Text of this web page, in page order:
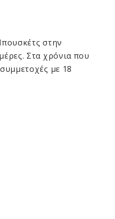
στην
Στα χρόνια που
με 18